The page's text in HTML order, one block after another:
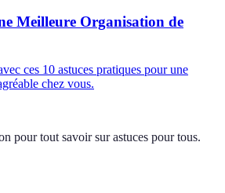
Meilleure Organisation de
ces 10 astuces pratiques pour une
chez vous.
pour tout savoir sur astuces pour tous.